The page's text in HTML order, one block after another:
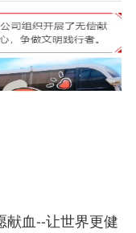
献血--让世界更健